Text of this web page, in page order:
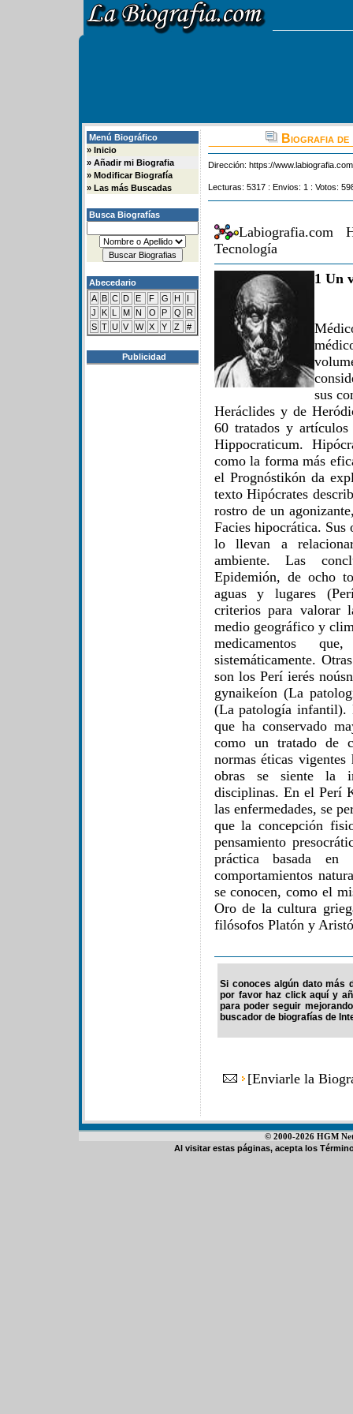
Menú Biográfico
» Inicio
» Añadir mi Biografia
» Modificar Biografía
» Las más Buscadas
Busca Biografías
Abecedario
A B C D E F G H
I
J
K L M N O P Q
R
S T U V W X Y Z #
Publicidad
Biografia
Dirección: https://
Lecturas: 5317 : Envios: 1 : Votos:
Labiografia.com
Tecnología
1 Un
sus
Heráclides y de
60 tratados y
Hippocraticum.
como la forma más
el Prognóstikón da
texto Hipócrates
rostro de un
Facies hipocrática. Sus
lo llevan a
ambiente. Las
Epidemión, de ocho
aguas y lugares
criterios para valorar
medio geográfico y
medicamentos
sistemáticamente.
son los Perí ierés
gynaikeíon (La
(La patología infantil).
que ha conservado
como un tratado de
normas éticas
obras se siente la
disciplinas. En el Perí
las enfermedades, se
que la concepción
pensamiento
práctica basada
comportamientos
se conocen, como el
Oro de la cultura
filósofos Platón y
Si conoces algún dato más
por favor haz click aquí y
para poder seguir
buscador de biografías de
[Enviarle la
© 2000-2026 HGM
Al visitar estas páginas, acepta los